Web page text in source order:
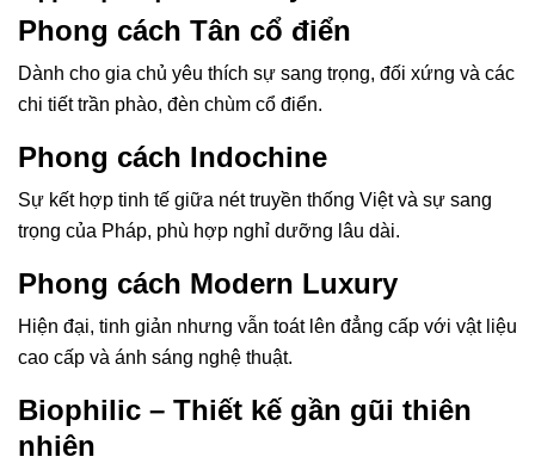
Phong cách Tân cổ điển
Dành cho gia chủ yêu thích sự sang trọng, đối xứng và các
chi tiết trần phào, đèn chùm cổ điển.
Phong cách Indochine
Sự kết hợp tinh tế giữa nét truyền thống Việt và sự sang
trọng của Pháp, phù hợp nghỉ dưỡng lâu dài.
Phong cách Modern Luxury
Hiện đại, tinh giản nhưng vẫn toát lên đẳng cấp với vật liệu
cao cấp và ánh sáng nghệ thuật.
Biophilic – Thiết kế gần gũi thiên
nhiên